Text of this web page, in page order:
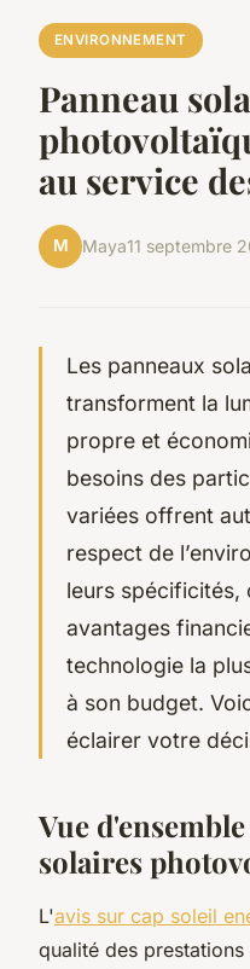
ENVIRONNEMENT
Panneau
au service
M Maya11 septembre
Les panneaux
transforment la
propre et
besoins des
variées offrent
respect de
leurs spécificités,
avantages
technologie la
à son budget.
éclairer votre
Vue
solaires
L'avis sur cap soleil
qualité des